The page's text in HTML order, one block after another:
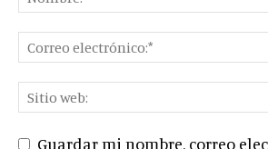
Guardar mi nombre, correo